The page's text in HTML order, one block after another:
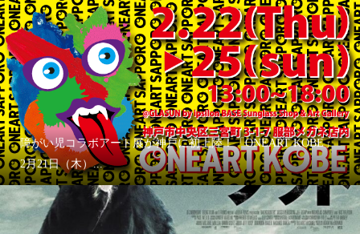
障がい児コラボアート展が神戸に初上陸！「ONEART KOBE」
2月21日（木）...